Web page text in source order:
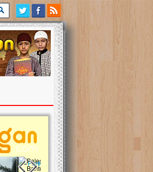
Previous slide
Next slide